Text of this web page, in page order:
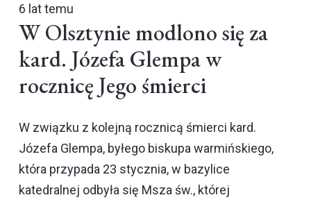
6 lat temu
W Olsztynie modlono się za
kard. Józefa Glempa w
rocznicę Jego śmierci
W związku z kolejną rocznicą śmierci kard.
Józefa Glempa, byłego biskupa warmińskiego,
która przypada 23 stycznia, w bazylice
katedralnej odbyła się Msza św., której